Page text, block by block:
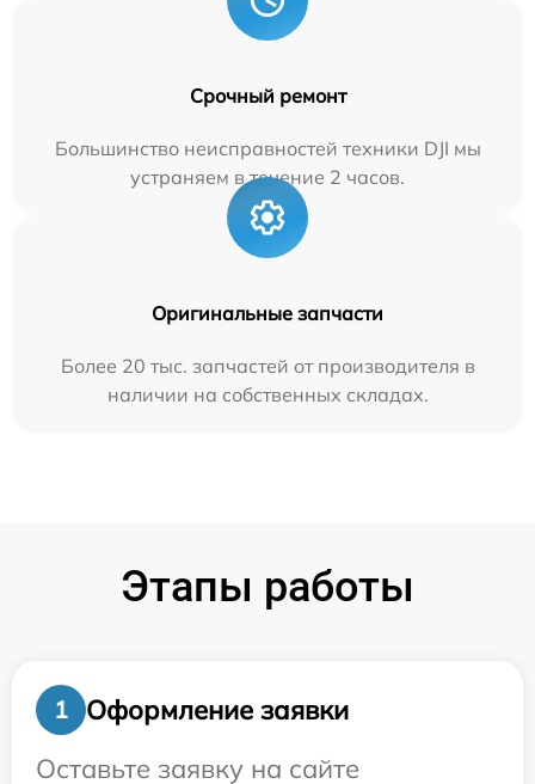
Срочный ремонт
Большинство неисправностей техники DJI мы
устраняем в течение 2 часов.
Оригинальные запчасти
Более 20 тыс. запчастей от производителя в
наличии на собственных складах.
Этапы работы
1
Оформление заявки
Оставьте заявку на сайте